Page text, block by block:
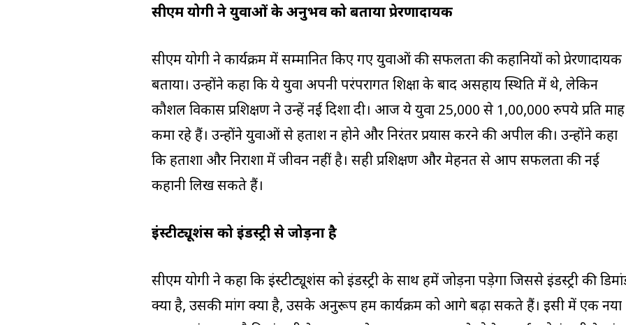
सीएम योगी ने युवाओं के अनुभव को बताया प्रेरणादायक
सीएम योगी ने कार्यक्रम में सम्मानित किए गए युवाओं की सफलता की कहानियों को प्रेरणादायक
बताया। उन्होंने कहा कि ये युवा अपनी परंपरागत शिक्षा के बाद असहाय स्थिति में थे, लेकिन
कौशल विकास प्रशिक्षण ने उन्हें नई दिशा दी। आज ये युवा 25,000 से 1,00,000 रुपये प्रति माह
कमा रहे हैं। उन्होंने युवाओं से हताश न होने और निरंतर प्रयास करने की अपील की। उन्होंने कहा
कि हताशा और निराशा में जीवन नहीं है। सही प्रशिक्षण और मेहनत से आप सफलता की नई
कहानी लिख सकते हैं।
इंस्टीट्यूशंस को इंडस्ट्री से जोड़ना है
सीएम योगी ने कहा कि इंस्टीट्यूशंस को इंडस्ट्री के साथ हमें जोड़ना पड़ेगा जिससे इंडस्ट्री की
क्या है, उसकी मांग क्या है, उसके अनुरूप हम कार्यक्रम को आगे बढ़ा सकते हैं। इसी में एक नया